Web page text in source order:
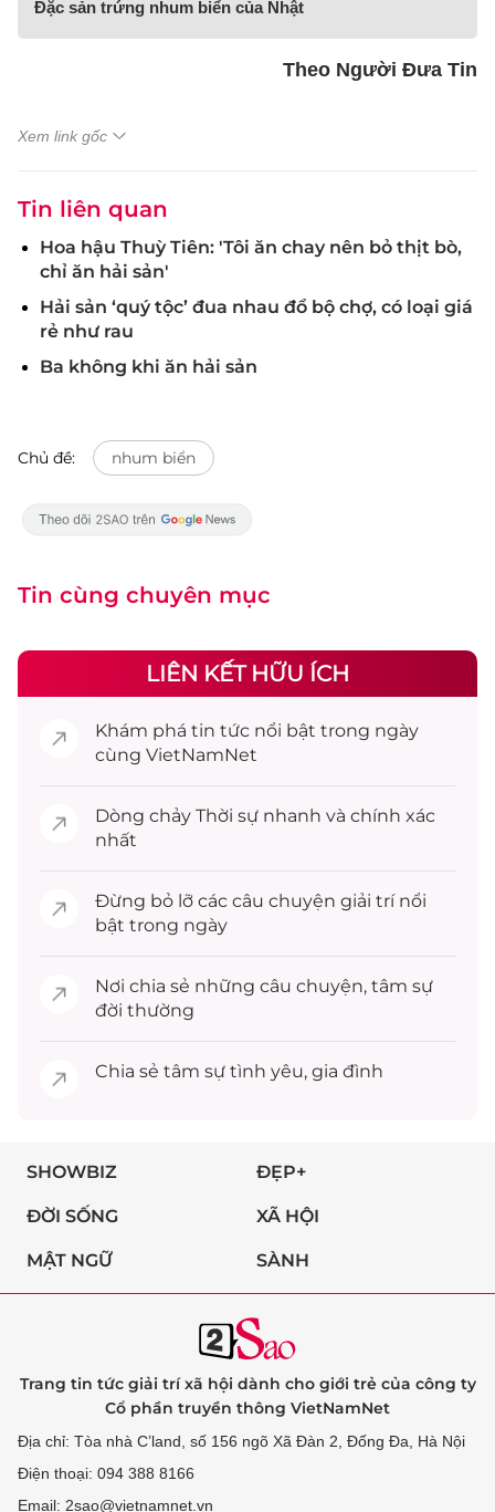
Đặc sản trứng nhum biển của Nhật
Theo Người Đưa Tin
Xem link gốc
Tin liên quan
Hoa hậu Thuỳ Tiên: 'Tôi ăn chay nên bỏ thịt bò,
chỉ ăn hải sản'
Hải sản ‘quý tộc’ đua nhau đổ bộ chợ, có loại giá
rẻ như rau
Ba không khi ăn hải sản
Chủ đề: nhum biển
Tin cùng chuyên mục
LIÊN KẾT HỮU ÍCH
Khám phá tin tức nổi bật trong ngày
cùng VietNamNet
Dòng chảy Thời sự nhanh và chính xác
nhất
Đừng bỏ lỡ các câu chuyện giải trínổi
bật trong ngày
Nơi chia sẻ những câu chuyện, tâm sự
đời thường
Chia sẻ tâm sự tình yêu, gia đình
SHOWBIZ ĐẸP+
ĐỜI SỐNG XÃ HỘI
MẬT NGỮ SÀNH
Trang tin tức giải trí xã hội dành cho giới trẻ của công ty
Cổ phần truyền thông VietNamNet
Địa chỉ: Tòa nhà C’land, số 156 ngõ Xã Đàn 2, Đống Đa, Hà Nội
Điện thoại: 094 388 8166
Email: 2sao@vietnamnet.vn